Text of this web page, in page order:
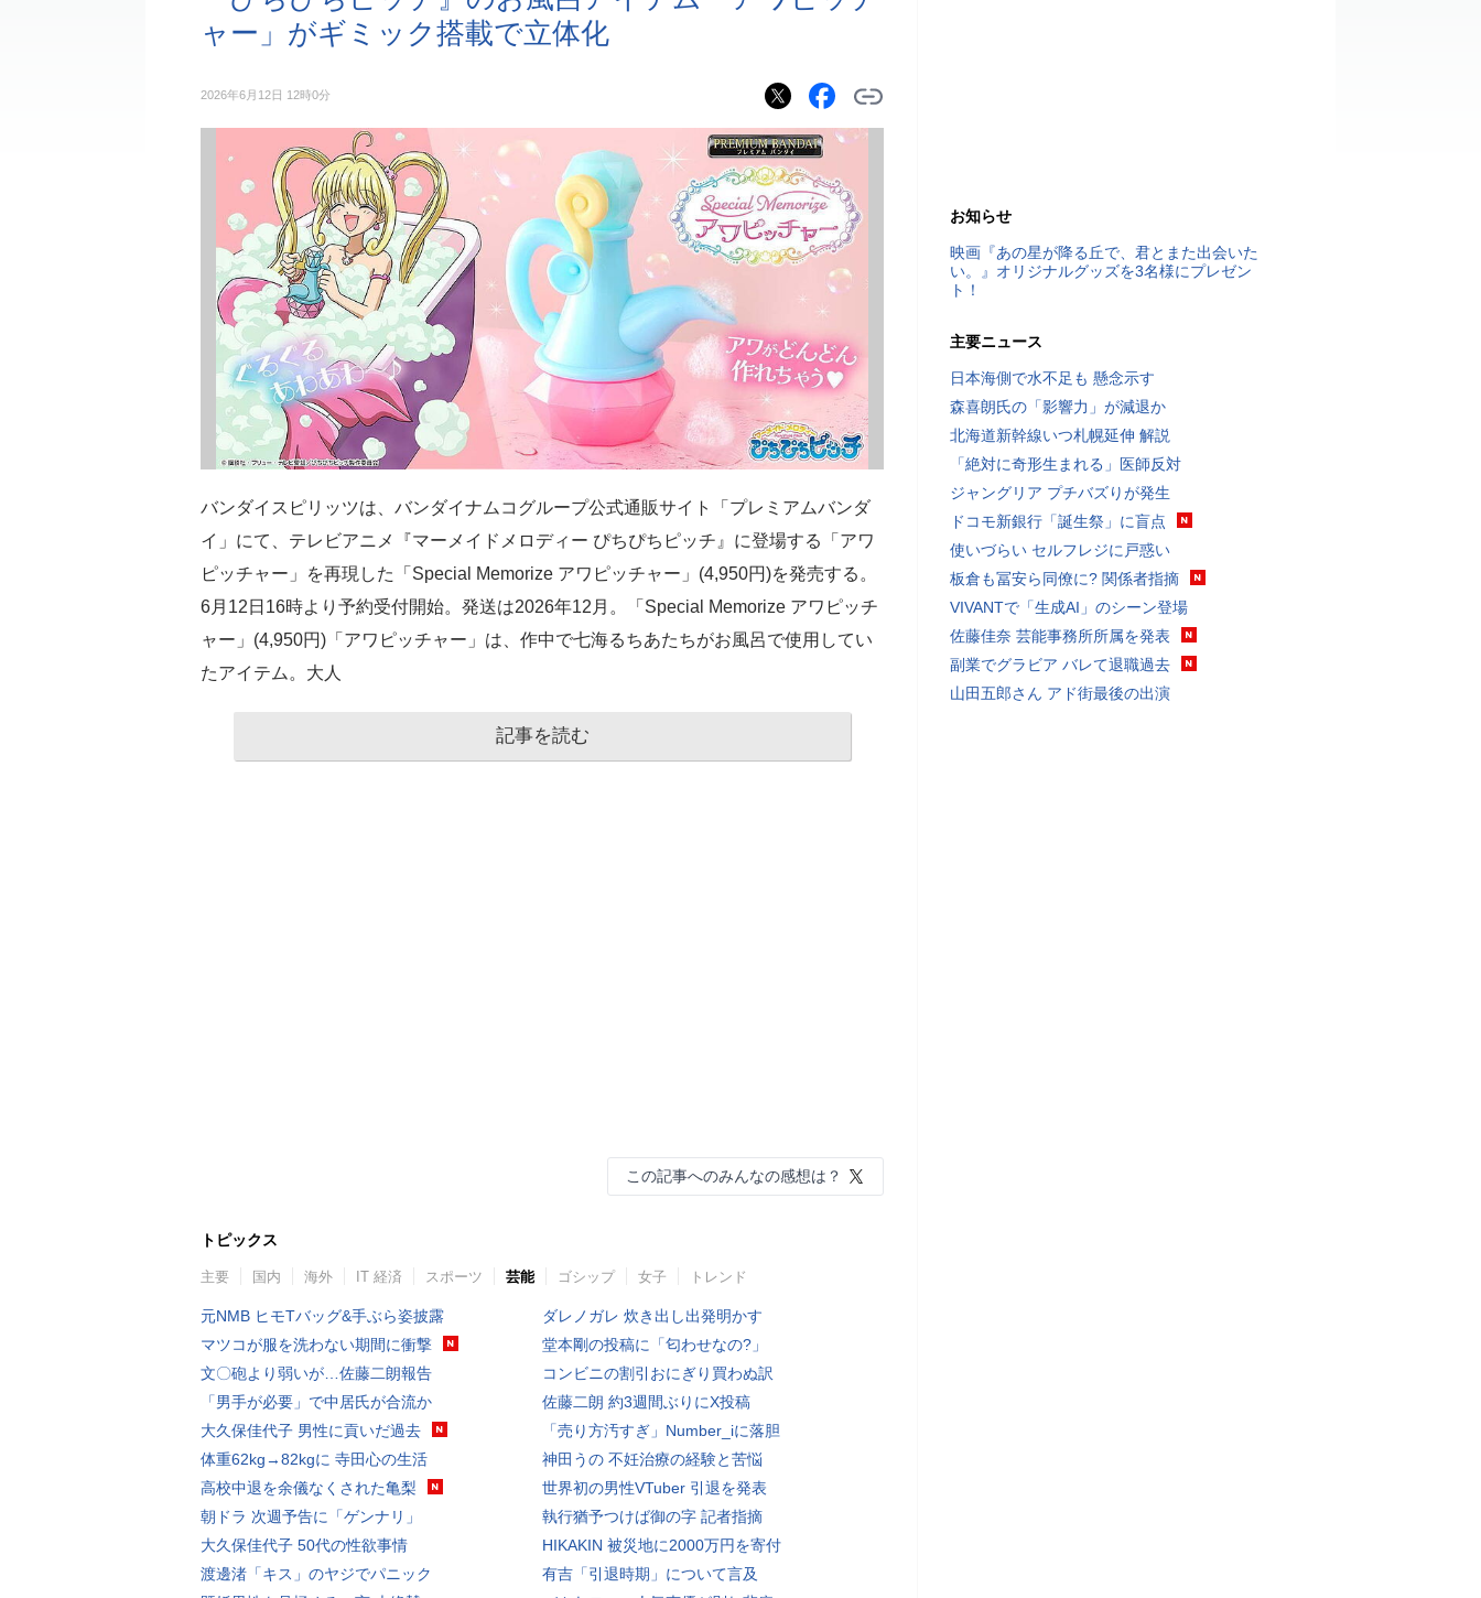
ャー」がギミック搭載で立体化
2026年6月12日 12時0分
バンダイスピリッツは、バンダイナムコグループ公式通販サイト「プレミアムバンダ
イ」にて、テレビアニメ『マーメイドメロディー ぴちぴちピッチ』に登場する「アワ
ピッチャー」を再現した「Special Memorize アワピッチャー」(4,950円)を発売する。
6月12日16時より予約受付開始。発送は2026年12月。「Special Memorize アワピッチ
ャー」(4,950円)「アワピッチャー」は、作中で七海るちあたちがお風呂で使用してい
たアイテム。大人
記事を読む
この記事へのみんなの感想は？
トピックス
主要 国内 海外 IT 経済 スポーツ 芸能 ゴシップ 女子 トレンド
元NMB ヒモTバッグ&手ぶら姿披露
マツコが服を洗わない期間に衝撃
文〇砲より弱いが…佐藤二朗報告
「男手が必要」で中居氏が合流か
大久保佳代子 男性に貢いだ過去
体重62kg→82kgに 寺田心の生活
高校中退を余儀なくされた亀梨
朝ドラ 次週予告に「ゲンナリ」
大久保佳代子 50代の性欲事情
渡邊渚「キス」のヤジでパニック
ダレノガレ 炊き出し出発明かす
堂本剛の投稿に「匂わせなの?」
コンビニの割引おにぎり買わぬ訳
佐藤二朗 約3週間ぶりにX投稿
「売り方汚すぎ」Number_iに落胆
神田うの 不妊治療の経験と苦悩
世界初の男性VTuber 引退を発表
執行猶予つけば御の字 記者指摘
HIKAKIN 被災地に2000万円を寄付
有吉「引退時期」について言及
お知らせ
映画『あの星が降る丘で、君とまた出会いた
い。』オリジナルグッズを3名様にプレゼン
ト！
主要ニュース
日本海側で水不足も 懸念示す
森喜朗氏の「影響力」が減退か
北海道新幹線いつ札幌延伸 解説
「絶対に奇形生まれる」医師反対
ジャングリア プチバズりが発生
ドコモ新銀行「誕生祭」に盲点
使いづらい セルフレジに戸惑い
板倉も冨安ら同僚に? 関係者指摘
VIVANTで「生成AI」のシーン登場
佐藤佳奈 芸能事務所所属を発表
副業でグラビア バレて退職過去
山田五郎さん アド街最後の出演